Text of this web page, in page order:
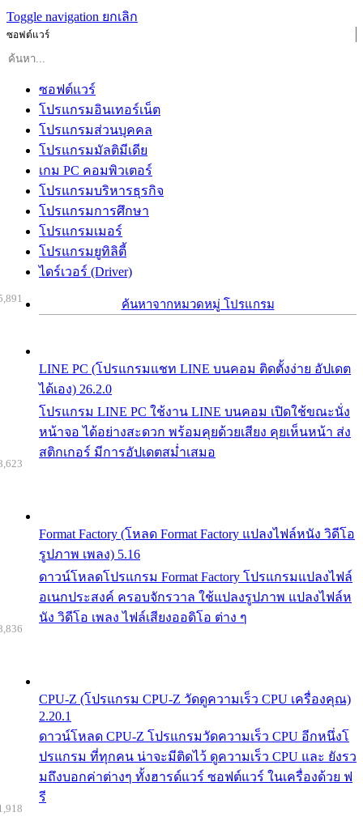
Toggle navigation ยกเลิก
ซอฟต์แวร์
ซอฟต์แวร์
โปรแกรมอินเทอร์เน็ต
โปรแกรมส่วนบุคคล
โปรแกรมมัลติมีเดีย
เกม PC คอมพิวเตอร์
โปรแกรมบริหารธุรกิจ
โปรแกรมการศึกษา
โปรแกรมเมอร์
โปรแกรมยูทิลิตี้
ไดร์เวอร์ (Driver)
ค้นหาจากหมวดหมู่ โปรแกรม
LINE PC (โปรแกรมแชท LINE บนคอม ติดตั้งง่าย อัปเดต
ได้เอง) 26.2.0
โปรแกรม LINE PC ใช้งาน LINE บนคอม เปิดใช้ขณะนั่ง
หน้าจอ ได้อย่างสะดวก พร้อมคุยด้วยเสียง คุยเห็นหน้า ส่ง
สติกเกอร์ มีการอัปเดตสม่ำเสมอ
Format Factory (โหลด Format Factory แปลงไฟล์หนัง วิดีโอ
รูปภาพ เพลง) 5.16
ดาวน์โหลดโปรแกรม Format Factory โปรแกรมแปลงไฟล์
อเนกประสงค์ ครอบจักรวาล ใช้แปลงรูปภาพ แปลงไฟล์ห
นัง วิดีโอ เพลง ไฟล์เสียงออดิโอ ต่าง ๆ
CPU-Z (โปรแกรม CPU-Z วัดดูความเร็ว CPU เครื่องคุณ)
2.20.1
ดาวน์โหลด CPU-Z โปรแกรมวัดความเร็ว CPU อีกหนึ่งโ
ปรแกรม ที่ทุกคน น่าจะมีติดไว้ ดูความเร็ว CPU และ ยังรว
มถึงบอกค่าต่างๆ ทั้งฮารด์แวร์ ซอฟต์แวร์ ในเครื่องด้วย ฟ
รี